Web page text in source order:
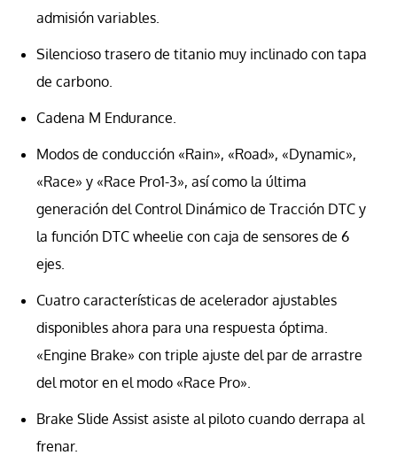
admisión variables.
Silencioso trasero de titanio muy inclinado con tapa
de carbono.
Cadena M Endurance.
Modos de conducción «Rain», «Road», «Dynamic»,
«Race» y «Race Pro1-3», así como la última
generación del Control Dinámico de Tracción DTC y
la función DTC wheelie con caja de sensores de 6
ejes.
Cuatro características de acelerador ajustables
disponibles ahora para una respuesta óptima.
«Engine Brake» con triple ajuste del par de arrastre
del motor en el modo «Race Pro».
Brake Slide Assist asiste al piloto cuando derrapa al
frenar.